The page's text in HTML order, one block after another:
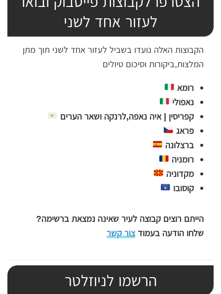
לעזור אחד לשני
הקבוצות האלה נועדו בשביל לעזור אחד לשני תוך מתן
המלצות,ביקורות וסיכום טיולים
רומא
נאפולי
קפריסין | איה נאפה,לרנקה ושאר הערים
פראג
ברצלונה
רומניה
מקדוניה
קוסובו
הייתם רוצים קבוצה לעיר שאינה נמצאת ברשימה?
שלחו הודעה בעמודצור קשר
הרשמו לניוזלטר